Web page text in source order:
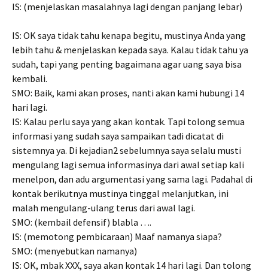
IS: (menjelaskan masalahnya lagi dengan panjang lebar)
IS: OK saya tidak tahu kenapa begitu, mustinya Anda yang
lebih tahu & menjelaskan kepada saya. Kalau tidak tahu ya
sudah, tapi yang penting bagaimana agar uang saya bisa
kembali.
SMO: Baik, kami akan proses, nanti akan kami hubungi 14
hari lagi.
IS: Kalau perlu saya yang akan kontak. Tapi tolong semua
informasi yang sudah saya sampaikan tadi dicatat di
sistemnya ya. Di kejadian2 sebelumnya saya selalu musti
mengulang lagi semua informasinya dari awal setiap kali
menelpon, dan adu argumentasi yang sama lagi. Padahal di
kontak berikutnya mustinya tinggal melanjutkan, ini
malah mengulang-ulang terus dari awal lagi.
SMO: (kembail defensif) blabla ….
IS: (memotong pembicaraan) Maaf namanya siapa?
SMO: (menyebutkan namanya)
IS: OK, mbak XXX, saya akan kontak 14 hari lagi. Dan tolong